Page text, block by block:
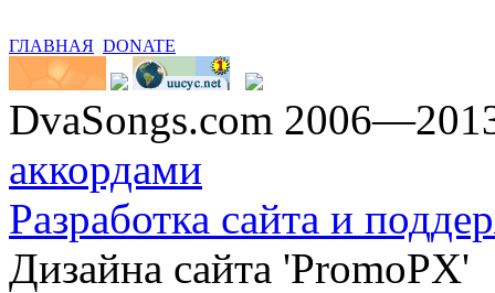
ГЛАВНАЯ DONATE
DvaSongs.com
аккордами
Разработка сайта и
Дизайна сайта 'PromoPX'